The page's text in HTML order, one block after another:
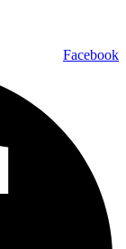
Facebook